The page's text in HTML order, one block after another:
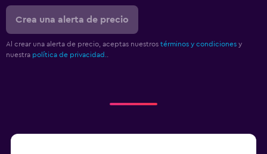
Crea una alerta de precio
Al crear una alerta de precio, aceptas nuestros términos y condiciones y
nuestra política de privacidad.